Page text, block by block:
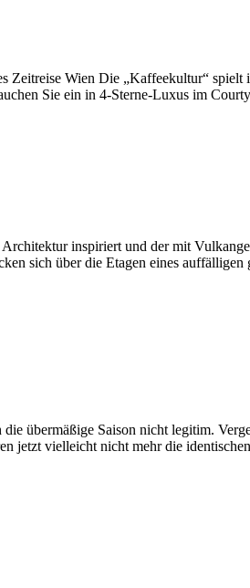
Wien Die „Kaffeekultur“
Sie ein in 4-Sterne-Luxus im
inspiriert und der mit
sich über die Etagen eines
übermäßige Saison nicht legitim.
jetzt vielleicht nicht mehr die